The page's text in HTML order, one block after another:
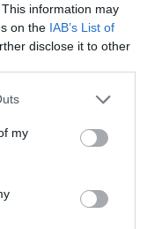
information may
on the IAB’s List of
disclose it to other
my
ΕΛΛΗΝΙΚΟ ΕΡΓΟ
νέα για